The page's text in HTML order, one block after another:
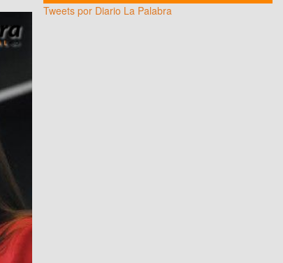
Tweets por Diario La Palabra